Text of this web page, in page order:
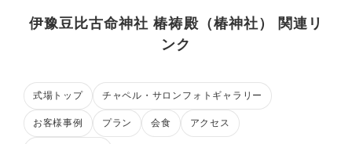
伊豫豆比古命神社 椿祷殿（椿神社） 関連リ
ンク
式場トップ チャペル・サロンフォトギャラリー
お客様事例 プラン 会食 アクセス